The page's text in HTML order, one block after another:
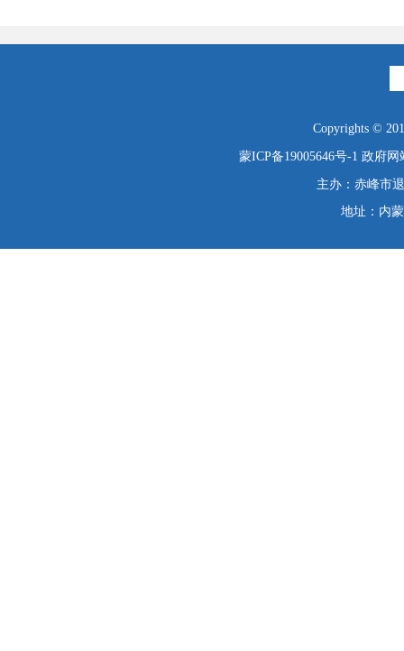
Copyrights ©
蒙ICP备19005646号-1 政府网
主办：赤峰市
地址：内